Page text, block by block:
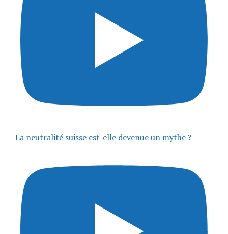
La neutralité suisse est-elle devenue un mythe ?